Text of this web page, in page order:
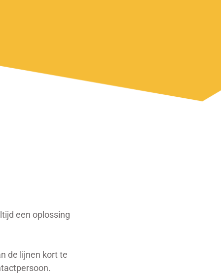
een oplossing
de lijnen kort te